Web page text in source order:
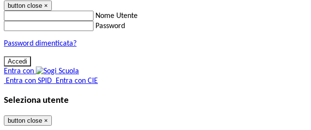
button close ×
Nome Utente
Password
Password dimenticata?
Entra con
Entra con SPID Entra con CIE
Seleziona utente
button close ×